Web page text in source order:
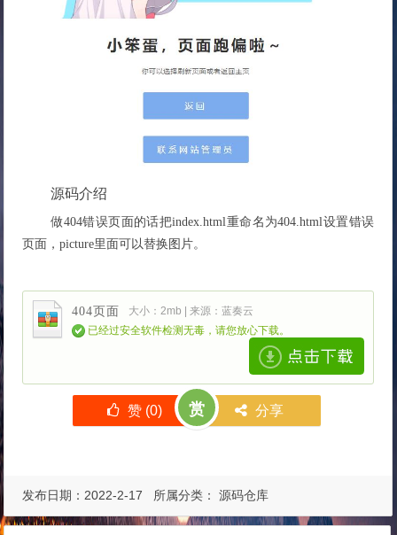
源码介绍
做404错误页面的话把index.html重命名为404.html设置错误
页面，picture里面可以替换图片。
404页面
大小：2mb | 来源：蓝奏云
已经过安全软件检测无毒，请您放心下载。
赞 (0) 赏 分享
发布日期：2022-2-17 所属分类：源码仓库